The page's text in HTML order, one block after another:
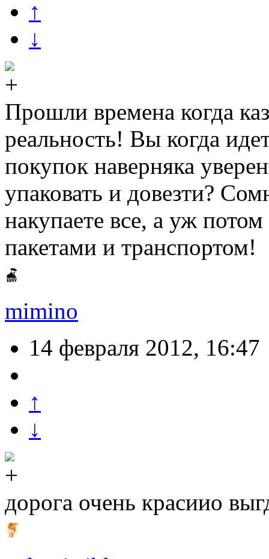
↑
↓
Прошли времена когда
реальность! Вы когда
покупок наверняка
упаковать и довезти?
накупаете все, а уж
пакетами и транспортом!
mimino
14 февраля 2012, 16:47
↑
↓
дорога очень красиио